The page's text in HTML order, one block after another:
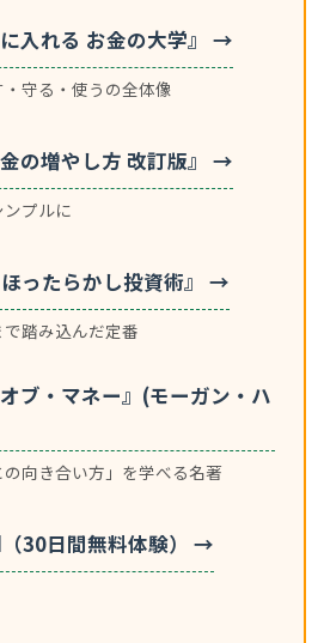
に入れる お金の大学』 →
守る・使うの全体像
金の増やし方 改訂版』 →
プルに
ほったらかし投資術』 →
踏み込んだ定番
ブ・マネー』(モーガン・ハ
向き合い方」を学べる名著
30日間無料体験） →